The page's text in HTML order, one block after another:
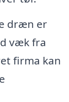
dræn er
væk fra
firma kan